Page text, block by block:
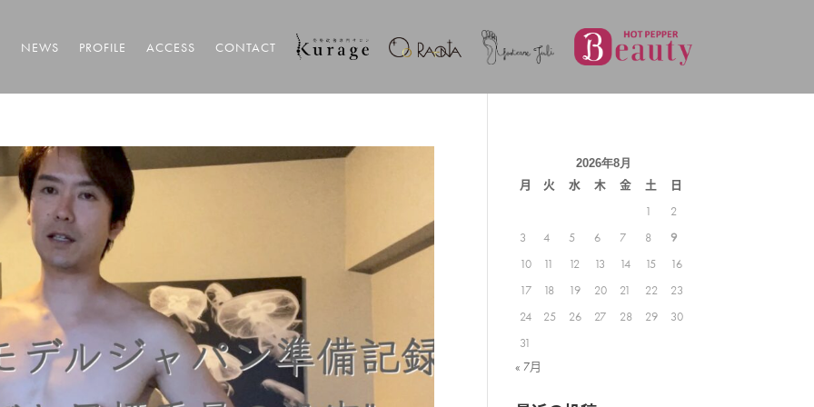
NEWS PROFILE ACCESS CONTACT
2026年8月
月 火 水 木 金 土
日
1
2
3
4 5 6 7 8
9
10
11 12 13 14 15
16
17
18 19 20 21 22
23
24
25 26 27 28 29
30
31
« 7月